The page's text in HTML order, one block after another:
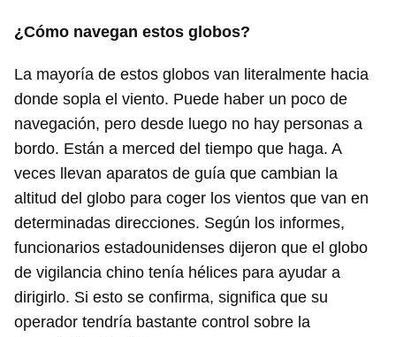
¿Cómo navegan estos globos?
La mayoría de estos globos van literalmente hacia
donde sopla el viento. Puede haber un poco de
navegación, pero desde luego no hay personas a
bordo. Están a merced del tiempo que haga. A
veces llevan aparatos de guía que cambian la
altitud del globo para coger los vientos que van en
determinadas direcciones. Según los informes,
funcionarios estadounidenses dijeron que el globo
de vigilancia chino tenía hélices para ayudar a
dirigirlo. Si esto se confirma, significa que su
operador tendría bastante control sobre la